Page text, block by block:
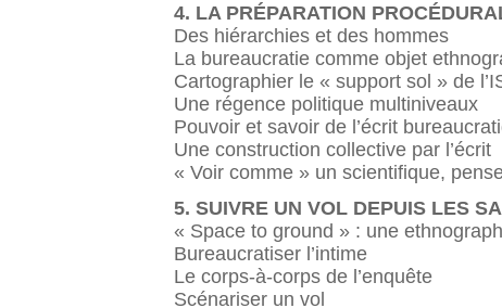
4. LA PRÉPARATION
Des hiérarchies et des hommes
La bureaucratie comme objet
Cartographier le « support sol » de
Une régence politique multiniveaux
Pouvoir et savoir de l’écrit
Une construction collective par l’écrit
« Voir comme » un scientifique,
5. SUIVRE UN VOL DEPUIS LES
« Space to ground » : une
Bureaucratiser l’intime
Le corps-à-corps de l’enquête
Scénariser un vol